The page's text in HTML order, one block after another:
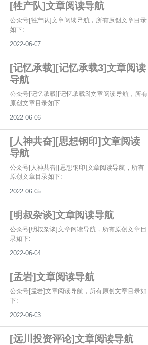
[牲产队]文章阅读导航
公众号[牲产队]文章阅读导航，所有原创文章目录
如下:
2022-06-07
[记忆承载][记忆承载3]文章阅读
导航
公众号[记忆承载][记忆承载3]文章阅读导航，所有
原创文章目录如下:
2022-06-06
[人神共奋][思想钢印]文章阅读
导航​
公众号[人神共奋][思想钢印]文章阅读导航​，所有
原创文章目录如下:
2022-06-05
[明叔杂谈]文章阅读导航
公众号[明叔杂谈]文章阅读导航，所有原创文章目
录如下:
2022-06-04
[孟岩]文章阅读导航
公众号[孟岩]文章阅读导航，所有原创文章目录如
下:
2022-06-03
[远川投资评论]文章阅读导航